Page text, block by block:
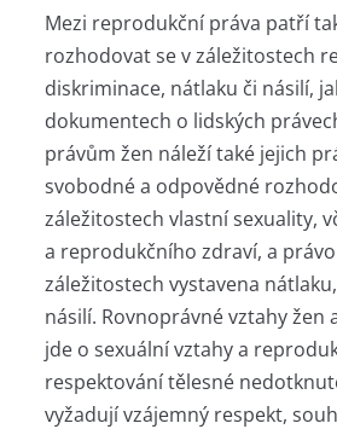
Mezi reprodukční práva patří
rozhodovat se v záležitostech
diskriminace, nátlaku či násilí,
dokumentech o lidských
právům žen náleží také jejich
svobodné a odpovědné
záležitostech vlastní sexuality,
a reprodukčního zdraví, a
záležitostech vystavena
násilí. Rovnoprávné vztahy žen
jde o sexuální vztahy a
respektování tělesné
vyžadují vzájemný respekt,